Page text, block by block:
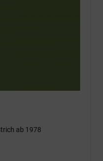
ab 1978